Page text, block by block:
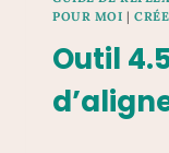
–
POUR MOI |
Outil